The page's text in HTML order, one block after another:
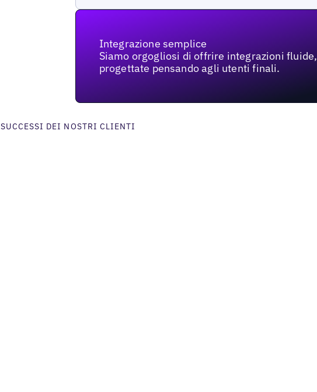
Integrazione semplice
Siamo orgogliosi di offrire integrazioni fluide,
progettate pensando agli utenti finali.
SUCCESSI DEI NOSTRI CLIENTI